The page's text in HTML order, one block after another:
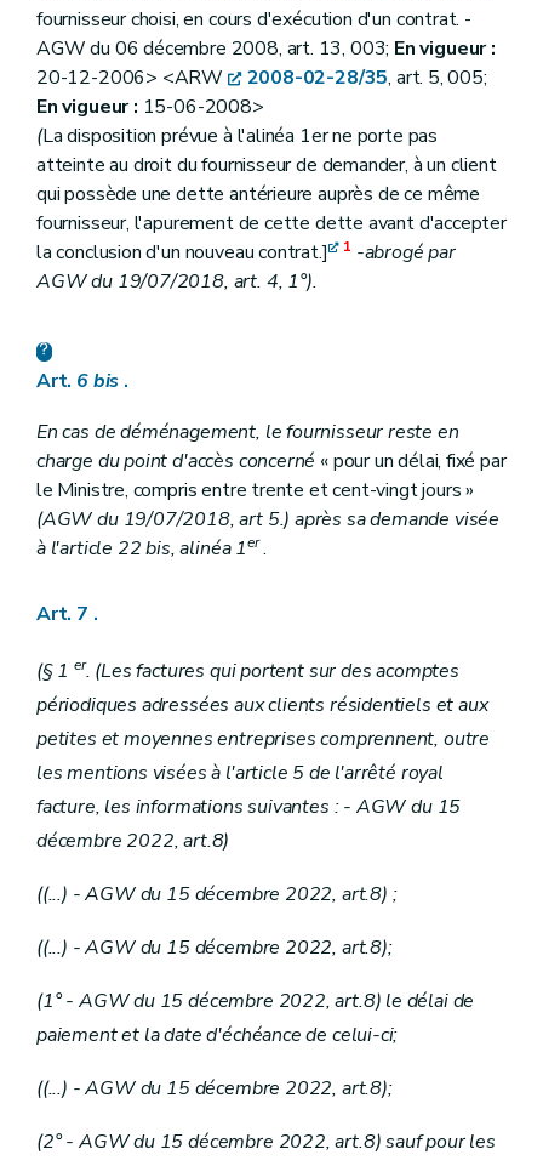
fournisseur choisi, en cours d'exécution d'un contrat. -
AGW du 06 décembre 2008, art. 13, 003; En vigueur :
20-12-2006> <ARW
2008-02-28/35, art. 5, 005;
En vigueur : 15-06-2008>
(La disposition prévue à l'alinéa 1er ne porte pas
atteinte au droit du fournisseur de demander, à un client
qui possède une dette antérieure auprès de ce même
fournisseur, l'apurement de cette dette avant d'accepter
la conclusion d'un nouveau contrat.]
1 -abrogé par
AGW du 19/07/2018, art. 4, 1°).
Art. 6bis .
En cas de déménagement, le fournisseur reste en
charge du point d'accès concerné « pour un délai, fixé par
le Ministre, compris entre trente et cent-vingt jours »
(AGW du 19/07/2018, art 5.) après sa demande visée
à l'article 22bis, alinéa 1er.
Art. 7 .
(§ 1er. (Les factures qui portent sur des acomptes
périodiques adressées aux clients résidentiels et aux
petites et moyennes entreprises comprennent, outre
les mentions visées à l'article 5 de l'arrêté royal
facture, les informations suivantes : - AGW du 15
décembre 2022, art.8)
((...) - AGW du 15 décembre 2022, art.8) ;
((...) - AGW du 15 décembre 2022, art.8);
(1° - AGW du 15 décembre 2022, art.8) le délai de
paiement et la date d'échéance de celui-ci;
((...) - AGW du 15 décembre 2022, art.8);
(2° - AGW du 15 décembre 2022, art.8) sauf pour les